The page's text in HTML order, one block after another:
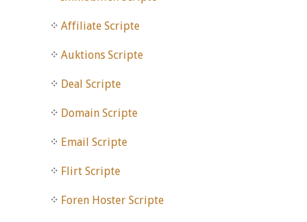
Affiliate Scripte
Auktions Scripte
Deal Scripte
Domain Scripte
Email Scripte
Flirt Scripte
Foren Hoster Scripte